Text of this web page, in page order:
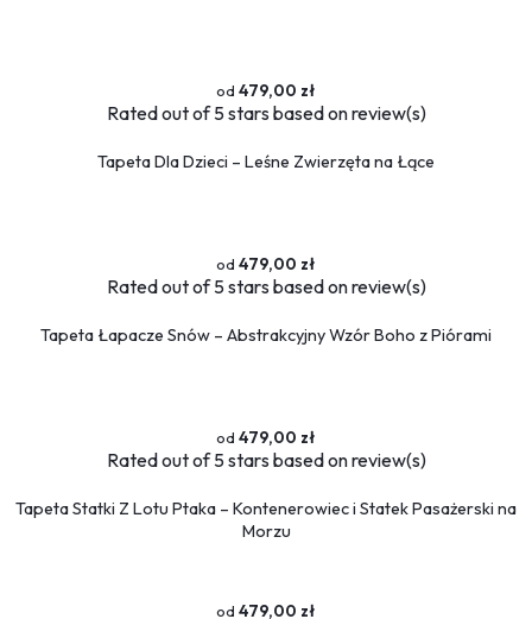
479,00 zł
Ratedout of 5 stars based onreview(s)
Tapeta Dla Dzieci – Leśne Zwierzęta na Łące
479,00 zł
Ratedout of 5 stars based onreview(s)
Tapeta Łapacze Snów – Abstrakcyjny Wzór Boho z Piórami
479,00 zł
Ratedout of 5 stars based onreview(s)
Tapeta Statki Z Lotu Ptaka – Kontenerowiec i Statek Pasażerski na
Morzu
479,00 zł